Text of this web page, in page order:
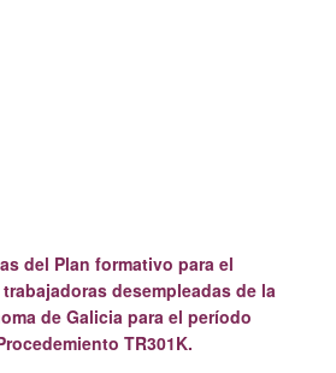
del Plan formativo para el
desempleadas de la
de Galicia para el período
TR301K.